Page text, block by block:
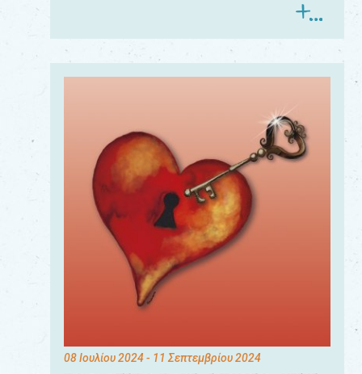
08 Ιουλίου 2024- 11 Σεπτεμβρίου 2024